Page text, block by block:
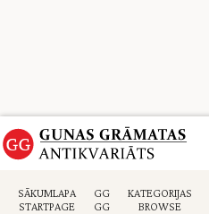
SĀKUMLAPA
STARTPAGE
GG
GG
KATEGORIJAS
BROWSE
Sākumlapa